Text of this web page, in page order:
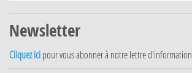
Newsletter
Cliquez ici pour vous abonner à notre lettre d'information